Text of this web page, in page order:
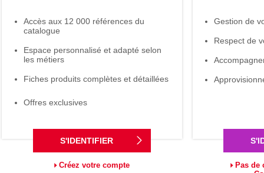
Accès aux 12 000 références du
catalogue
Espace personnalisé et adapté selon
les métiers
Fiches produits complètes et détaillées
Offres exclusives
S'IDENTIFIER
Créez votre compte
Gestion de
Respect de
Pas de